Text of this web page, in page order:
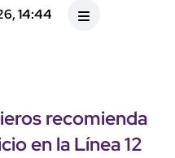
14:44
recomienda
en la Línea 12